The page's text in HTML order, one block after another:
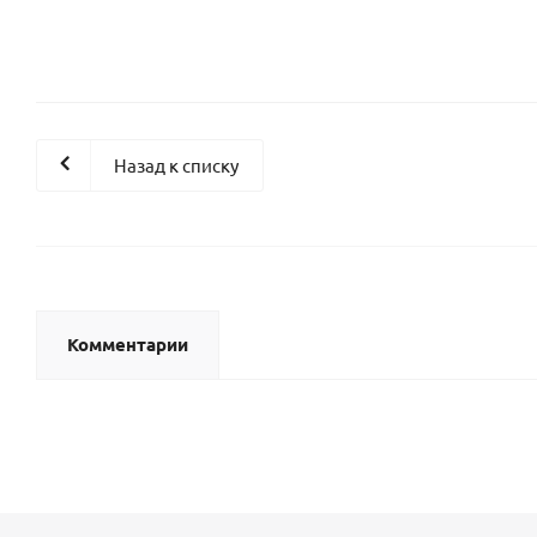
Назад к списку
Комментарии